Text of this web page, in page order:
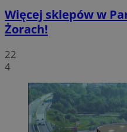
Więcej sklepów w
Żorach!
22
4